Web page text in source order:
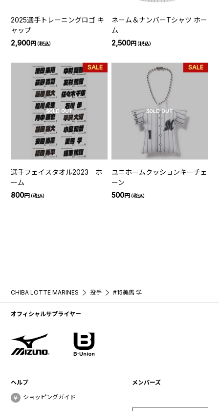
2025選手トレーニングロゴ キ
ャップ
2,900円（税込）
ネーム＆ナンバーTシャツ ホー
ム
2,500円（税込）
SOLD OUT
SALE
選手フェイスタオル2023 ホ
ーム
800円（税込）
SOLD OUT
SALE
ユニホームクッションキーチェ
ーン
500円（税込）
CHIBA LOTTE MARINES 投手 #15美馬 学
オフィシャルサプライヤー
ヘルプ
ショッピングガイド
メンバーズ